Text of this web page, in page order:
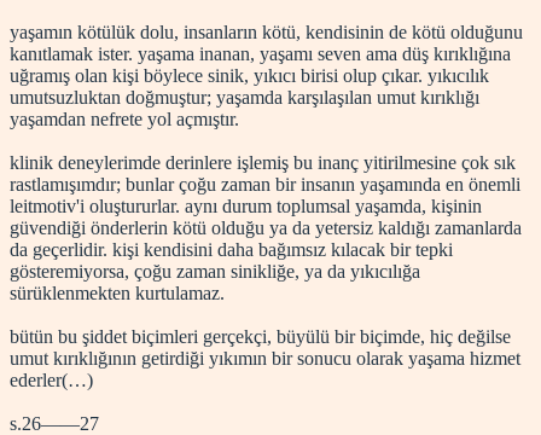
yaşamın kötülük dolu, insanların kötü, kendisinin de kötü olduğunu
kanıtlamak ister. yaşama inanan, yaşamı seven ama düş kırıklığına
uğramış olan kişi böylece sinik, yıkıcı birisi olup çıkar. yıkıcılık
umutsuzluktan doğmuştur; yaşamda karşılaşılan umut kırıklığı
yaşamdan nefrete yol açmıştır.
klinik deneylerimde derinlere işlemiş bu inanç yitirilmesine çok sık
rastlamışımdır; bunlar çoğu zaman bir insanın yaşamında en önemli
leitmotiv'i oluştururlar. aynı durum toplumsal yaşamda, kişinin
güvendiği önderlerin kötü olduğu ya da yetersiz kaldığı zamanlarda
da geçerlidir. kişi kendisini daha bağımsız kılacak bir tepki
gösteremiyorsa, çoğu zaman sinikliğe, ya da yıkıcılığa
sürüklenmekten kurtulamaz.
bütün bu şiddet biçimleri gerçekçi, büyülü bir biçimde, hiç değilse
umut kırıklığının getirdiği yıkımın bir sonucu olarak yaşama hizmet
ederler(…)
s.26——27